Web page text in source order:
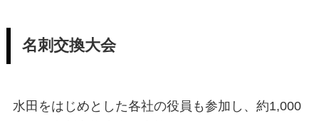
名刺交換大会
水田をはじめとした各社の役員も参加し、約1,000